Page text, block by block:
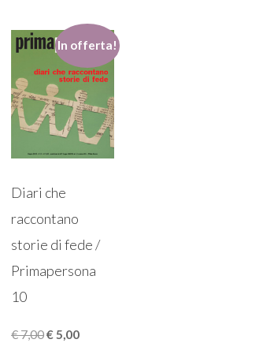
In offerta!
Diari che
raccontano
storie di fede /
Primapersona
10
€7,00Il
€5,00Il